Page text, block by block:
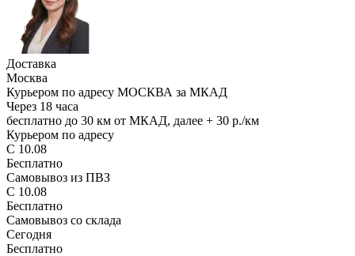
Доставка
Москва
Курьером по адресу МОСКВА за МКАД
Через 18 часа
бесплатно до 30 км от МКАД, далее + 30 р./км
Курьером по адресу
С 10.08
Бесплатно
Самовывоз из ПВЗ
С 10.08
Бесплатно
Самовывоз со склада
Сегодня
Бесплатно